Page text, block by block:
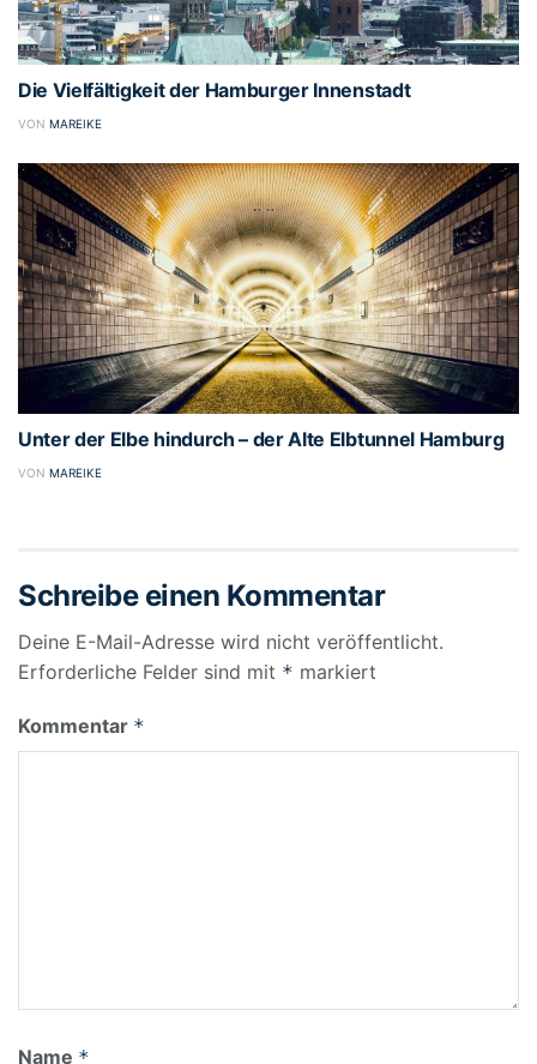
Die Vielfältigkeit der Hamburger Innenstadt
VON MAREIKE
Unter der Elbe hindurch – der Alte Elbtunnel Hamburg
VON MAREIKE
Schreibe einen Kommentar
Deine E-Mail-Adresse wird nicht veröffentlicht.
Erforderliche Felder sind mit * markiert
Kommentar *
Name *